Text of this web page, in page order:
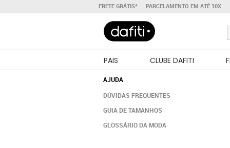
FRETE GRÁTIS* PARCELAMENTO EM ATÉ 10X
PAIS CLUBE DAFITI
AJUDA
DÚVIDAS FREQUENTES
GUIA DE TAMANHOS
GLOSSÁRIO DA MODA